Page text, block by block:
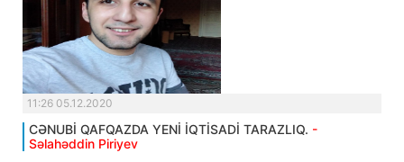
11:26 05.12.2020
CƏNUBİ QAFQAZDA YENİ İQTİSADİ TARAZLIQ. -
Səlahəddin Piriyev